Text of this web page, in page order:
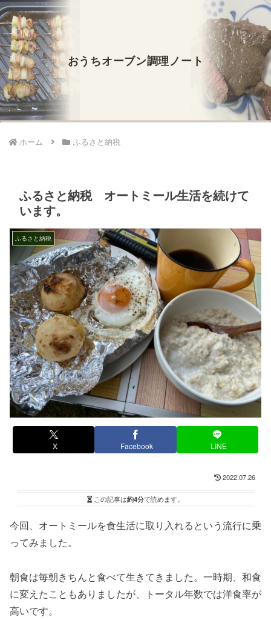
おうちオーブン調理ノート
ホーム ふるさと納税
ふるさと納税 オートミール生活を続けて
います。
ふるさと納税
X Facebook LINE
2022.07.26
この記事は約4分で読めます。
今回、オートミールを食生活に取り入れるという流行に乗
ってみました。
朝食は毎朝きちんと食べて生きてきました。一時期、和食
に変えたこともありましたが、トータル年数では洋食率が
高いです。